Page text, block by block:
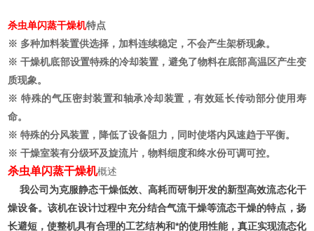
杀虫单闪蒸干燥机特点
※ 多种加料装置供选择，加料连续稳定，不会产生架桥现象。
※ 干燥机底部设置特殊的冷却装置，避免了物料在底部高温区产生变
质现象。
※ 特殊的气压密封装置和轴承冷却装置，有效延长传动部分使用寿
命。
※ 特殊的分风装置，降低了设备阻力，同时使塔内风速趋于平衡。
※ 干燥室装有分级环及旋流片，物料细度和终水份可调可控。
杀虫单闪蒸干燥机概述
我公司为克服静态干燥低效、高耗而研制开发的新型高效流态化干
燥设备。该机在设计过程中充分结合气流干燥等流态干燥的特点，扬
长避短，使整机具有合理的工艺结构和*的使用性能，真正实现流态化